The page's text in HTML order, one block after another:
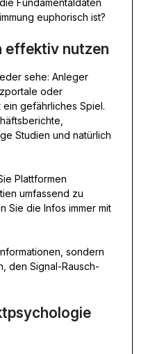
Fundamentaldaten
euphorisch ist?
effektiv nutzen
sehe: Anleger
oder
ein gefährliches Spiel.
Studien und natürlich
Plattformen
umfassend zu
Sie die Infos immer mit
sondern
den Signal-Rausch-